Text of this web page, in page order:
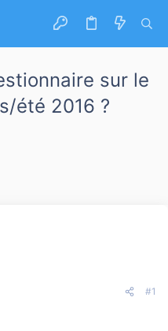
sur le
été 2016 ?
#1